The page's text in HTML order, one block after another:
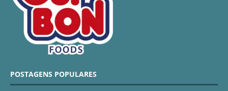
POSTAGENS POPULARES